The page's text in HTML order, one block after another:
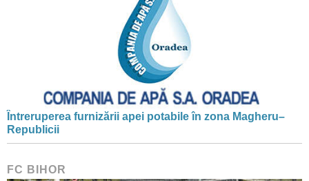
Întreruperea furnizării apei potabile în zona Magheru–
Republicii
FC BIHOR